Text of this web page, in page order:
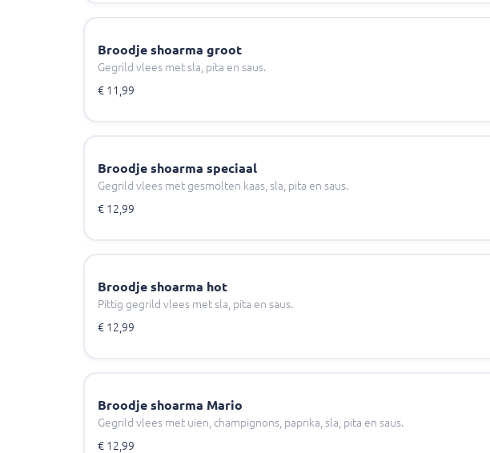
Broodje shoarma groot
Gegrild vlees met sla, pita en saus.
€ 11,99
Broodje shoarma speciaal
Gegrild vlees met gesmolten kaas, sla, pita en saus.
€ 12,99
Broodje shoarma hot
Pittig gegrild vlees met sla, pita en saus.
€ 12,99
Broodje shoarma Mario
Gegrild vlees met uien, champignons, paprika, sla, pita en saus.
€ 12,99